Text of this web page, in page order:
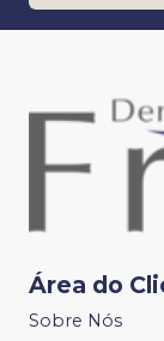
Área do
Sobre Nós